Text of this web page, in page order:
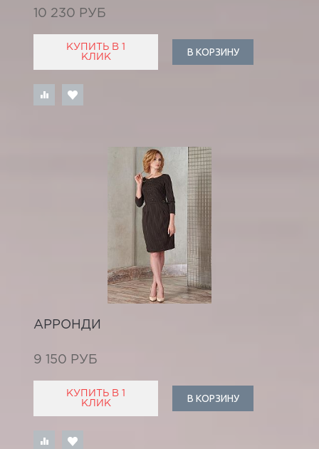
10 230 РУБ
КУПИТЬ В 1
КЛИК
В КОРЗИНУ
АРРОНДИ
9 150 РУБ
КУПИТЬ В 1
КЛИК
В КОРЗИНУ